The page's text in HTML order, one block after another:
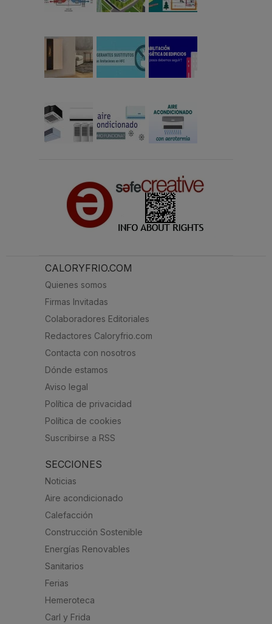
CALORYFRIO.COM
Quienes somos
Firmas Invitadas
Colaboradores Editoriales
Redactores Caloryfrio.com
Contacta con nosotros
Dónde estamos
Aviso legal
Política de privacidad
Política de cookies
Suscribirse a RSS
SECCIONES
Noticias
Aire acondicionado
Calefacción
Construcción Sostenible
Energías Renovables
Sanitarios
Ferias
Hemeroteca
Carl y Frida